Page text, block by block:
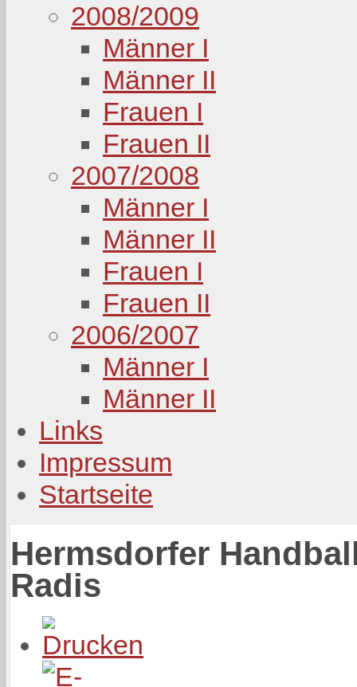
2008/2009
Männer I
Männer II
Frauen I
Frauen II
2007/2008
Männer I
Männer II
Frauen I
Frauen II
2006/2007
Männer I
Männer II
Links
Impressum
Startseite
Hermsdorfer
Radis